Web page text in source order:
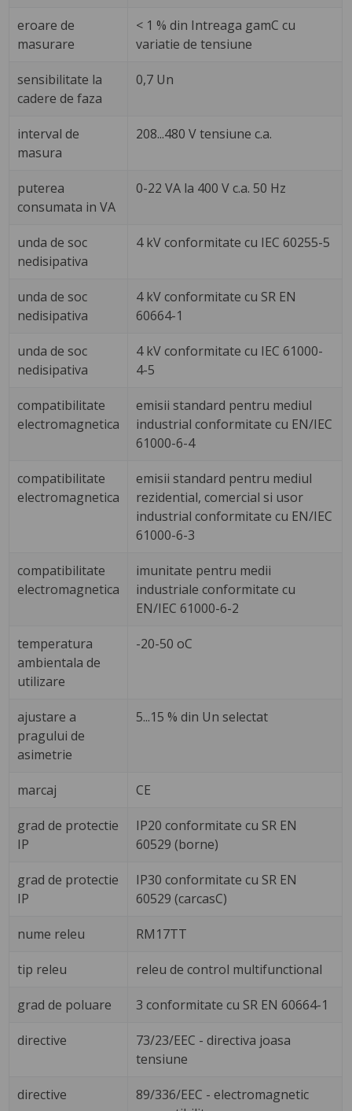
eroare de
masurare
< 1 % din Intreaga gamC cu
variatie de tensiune
sensibilitate la
cadere de faza
0,7 Un
interval de
masura
208...480 V tensiune c.a.
puterea
consumata in VA
0-22 VA la 400 V c.a. 50 Hz
unda de soc
nedisipativa
4 kV conformitate cu IEC 60255-5
unda de soc
nedisipativa
4 kV conformitate cu SR EN
60664-1
unda de soc
nedisipativa
4 kV conformitate cu IEC 61000-
4-5
compatibilitate
electromagnetica
emisii standard pentru mediul
industrial conformitate cu EN/IEC
61000-6-4
compatibilitate
electromagnetica
emisii standard pentru mediul
rezidential, comercial si usor
industrial conformitate cu EN/IEC
61000-6-3
compatibilitate
electromagnetica
imunitate pentru medii
industriale conformitate cu
EN/IEC 61000-6-2
temperatura
ambientala de
utilizare
-20-50 oC
ajustare a
pragului de
asimetrie
5...15 % din Un selectat
marcaj CE
grad de protectie
IP
IP20 conformitate cu SR EN
60529 (borne)
grad de protectie
IP
IP30 conformitate cu SR EN
60529 (carcasC)
nume releu RM17TT
tip releu releu de control multifunctional
grad de poluare 3 conformitate cu SR EN 60664-1
directive
73/23/EEC - directiva joasa
tensiune
directive
89/336/EEC - electromagnetic